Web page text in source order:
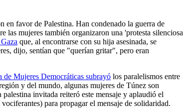
en favor de Palestina. Han condenado la guerra de
las mujeres también organizaron una 'protesta silenciosa
que, al encontrarse con su hija asesinada, se
dijo, sentían que "querían gritar", pero eran
de Mujeres Democráticas subrayó los paralelismos entre
y del mundo, algunas mujeres de Túnez son
invitada reiteró este mensaje y aplaudió el
para propagar el mensaje de solidaridad.